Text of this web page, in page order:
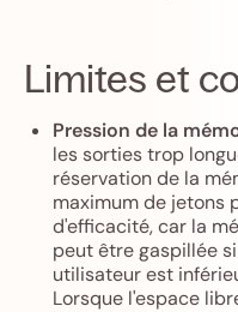
Limites et
Pression de la
les sorties trop
réservation de la
maximum de jetons
d'efficacité, car la
peut être gaspillée
utilisateur est
Lorsque l'espace